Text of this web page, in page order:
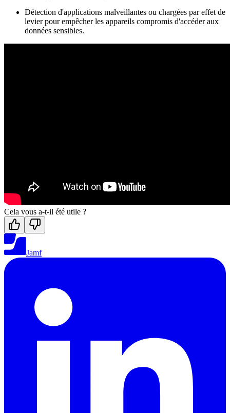
Détection d'applications malveillantes ou chargées par effet de
levier pour empêcher les appareils compromis d'accéder aux
données sensibles.
Cela vous a-t-il été utile ?
Jamf